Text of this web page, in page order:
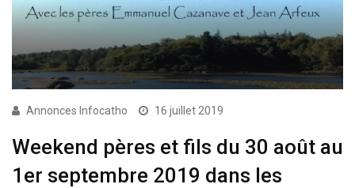
Annonces Infocatho 16 juillet 2019
Weekend pères et fils du 30 août au
1er septembre 2019 dans les